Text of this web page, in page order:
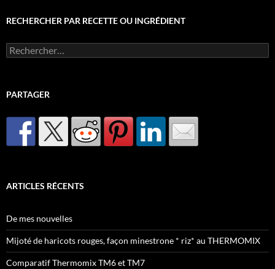
RECHERCHER PAR RECETTE OU INGRÉDIENT
Rechercher :
PARTAGER
ARTICLES RÉCENTS
De mes nouvelles
Mijoté de haricots rouges, façon minestrone * riz* au THERMOMIX
Comparatif Thermomix TM6 et TM7